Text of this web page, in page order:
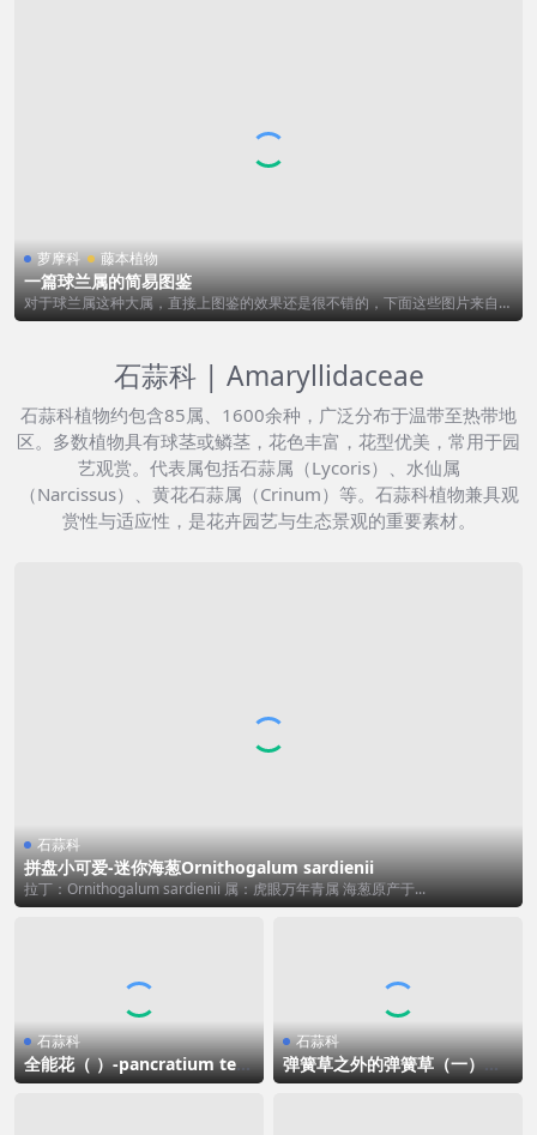
萝摩科 藤本植物
一篇球兰属的简易图鉴
对于球兰属这种大属，直接上图鉴的效果还是很不错的，下面这些图片来自一
位国外球兰属...
石蒜科 | Amaryllidaceae
石蒜科植物约包含85属、1600余种，广泛分布于温带至热带地
区。多数植物具有球茎或鳞茎，花色丰富，花型优美，常用于园
艺观赏。代表属包括石蒜属（Lycoris）、水仙属
（Narcissus）、黄花石蒜属（Crinum）等。石蒜科植物兼具观
赏性与适应性，是花卉园艺与生态景观的重要素材。
石蒜科
拼盘小可爱-迷你海葱Ornithogalum sardienii
拉丁：Ornithogalum sardienii 属：虎眼万年青属 海葱原产于...
石蒜科
全能花（ ）-pancratium ten
uifolium
石蒜科
弹簧草之外的弹簧草（一）：
垂筒花篇